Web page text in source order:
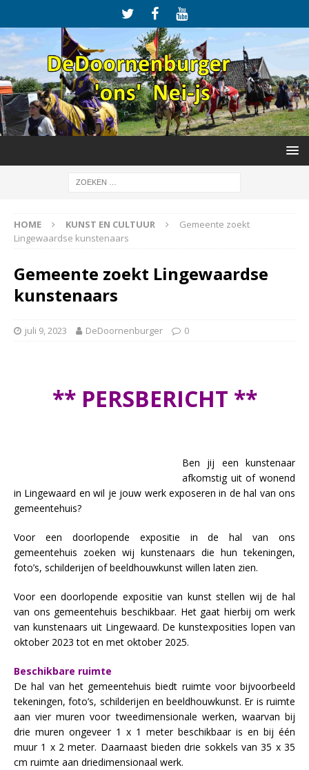
HOME KUNST EN CULTUUR
Gemeente zoekt
Lingewaardse kunstenaars
Gemeente zoekt Lingewaardse
kunstenaars
juli 9, 2023 DeDoornenburger 0
** PERSBERICHT **
Ben jij een kunstenaar
afkomstig uit of wonend
in Lingewaard en wil je jouw werk exposeren in de hal van ons
gemeentehuis?
Voor een doorlopende expositie in de hal van ons
gemeentehuis zoeken wij kunstenaars die hun tekeningen,
foto’s, schilderijen of beeldhouwkunst willen laten zien.
Voor een doorlopende expositie van kunst stellen wij de hal
van ons gemeentehuis beschikbaar. Het gaat hierbij om werk
van kunstenaars uit Lingewaard. De kunstexposities lopen van
oktober 2023 tot en met oktober 2025.
Beschikbare ruimte
De hal van het gemeentehuis biedt ruimte voor bijvoorbeeld
tekeningen, foto’s, schilderijen en beeldhouwkunst. Er is ruimte
aan vier muren voor tweedimensionale werken, waarvan bij
drie muren ongeveer 1 x 1 meter beschikbaar is en bij één
muur 1 x 2 meter. Daarnaast bieden drie sokkels van 35 x 35
cm ruimte aan driedimensionaal werk.